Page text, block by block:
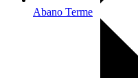
Abano Terme